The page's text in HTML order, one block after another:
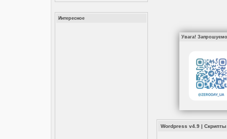
Интересное
Увага! Запрошуємо
Wordpress v4.9 | Скрипты